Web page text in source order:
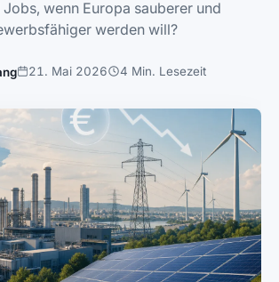
wenn Europa sauberer und
werden will?
21. Mai 2026 4 Min. Lesezeit